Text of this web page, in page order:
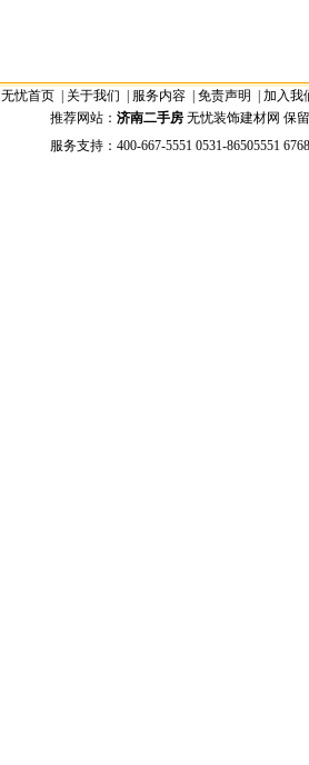
无忧首页 关于我们 服务内容 免责声明
加入我
推荐网站： 济南二手房 无忧装饰建材网 保
服务支持：400-667-5551 0531-86505551